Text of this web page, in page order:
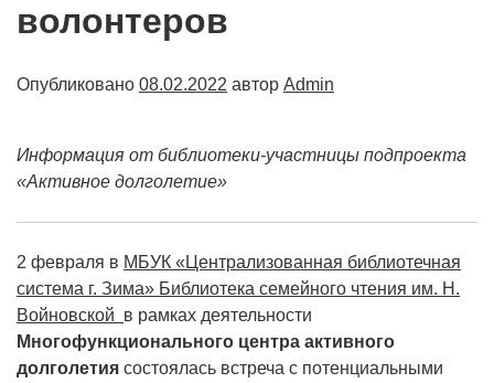
волонтеров
Опубликовано 08.02.2022 автор Admin
Информация от библиотеки-участницы подпроекта
«Активное долголетие»
2 февраля в М БУК «Централизованная библиотечная
система г. Зима» Библиотека семейного чтения им. Н.
Войновской в рамках деятельности
Многофункционального центра активного
долголетия состоялась встреча с потенциальными